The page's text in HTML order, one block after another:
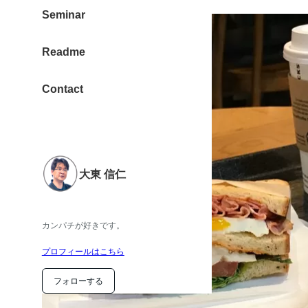
Seminar
Readme
Contact
大東 信仁
カンパチが好きです。
プロフィールはこちら
フォローする